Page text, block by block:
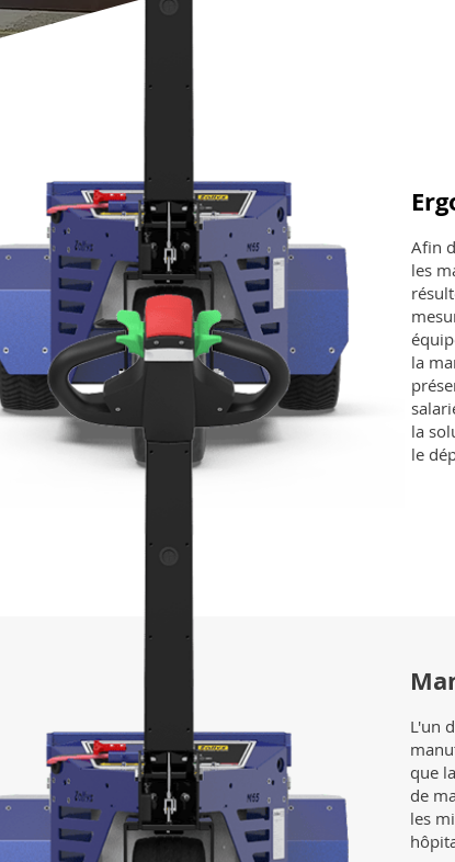
Afin
les
la
la
le
L'un
que
de
les